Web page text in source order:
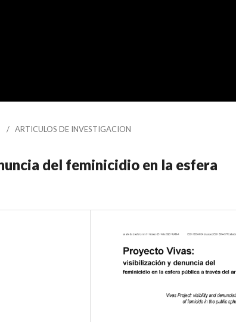
/ ARTICULOS DE INVESTIGACION
del feminicidio en la esfera